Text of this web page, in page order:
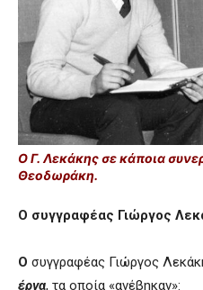
Ο Γ. Λεκάκης σε κάποια
Θεοδωράκη.
Ο συγγραφέας Γιώργος
Ο συγγραφέας Γιώργος
έργα, τα οποία «ανέβηκαν»: